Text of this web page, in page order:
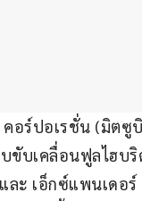
อร์ปอเรชั่น (มิตซู
ขับเคลื่อนฟูลไฮบริ
ละ เอ็กซ์แพนเดอร์